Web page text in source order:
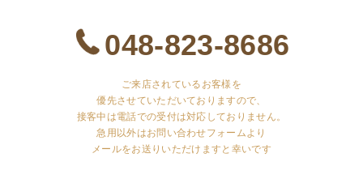
048-823-8686
ご来店されているお客様を
優先させていただいておりますので、
接客中は電話での受付は対応しておりません。
急用以外はお問い合わせフォームより
メールをお送りいただけますと幸いです